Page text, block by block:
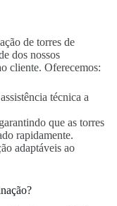
de torres de
dos nossos
cliente. Oferecemos:
técnica a
que as torres
rapidamente.
adaptáveis ao